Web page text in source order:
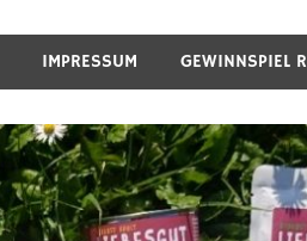
IMPRESSUM GEWINNSPIEL